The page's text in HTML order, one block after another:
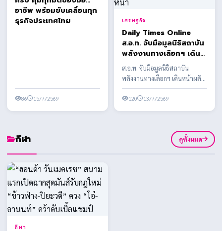
อาชีพ พร้อมขับเคลื่อนทุก
ธุรกิจประเทศไทย
86 15/7/2569
เศรษฐกิจ
Daily Times Online
ส.อ.ท. จับมือมูลนิธิสถาบัน
พลังงานทางเลือกฯ เดิน
หน้าผลักดันพลังงาน
ชีวภาพ หนุนอุตสาหกรรม
ไทยสู่เศรษฐกิจสีเขียวและ
เป้าหมาย Net Zero สภา
ส.อ.ท. จับมือมูลนิธิสถาบัน
พลังงานทางเลือกฯ เดินหน้าผลัก
ดันพลังงานชีวภาพ หนุน
อุตสาหกรรมไทยสู่เศรษฐ...
120 13/7/2569
กีฬา ดูทั้งหมด
กีฬา